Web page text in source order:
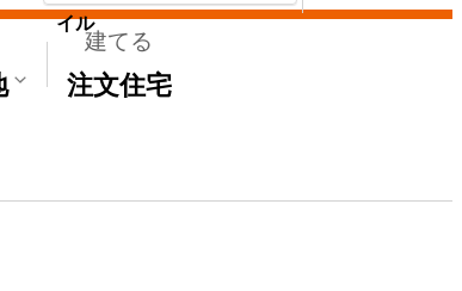
建てる
注文住宅
イル